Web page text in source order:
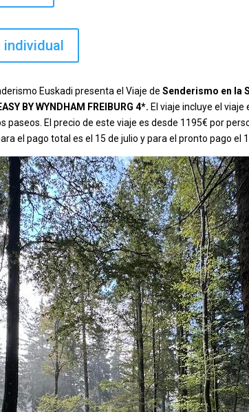
individual
Euskadi presenta el Viaje de Senderismo en la
BY WYNDHAM FREIBURG 4*. El viaje incluye el
paseos. El precio de este viaje es desde 1195€ por
el pago total es el 15 de julio y para el pronto pago el